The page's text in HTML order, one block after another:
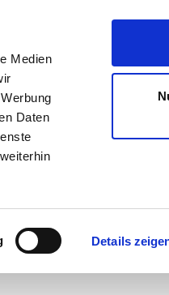
Medien
Daten
Details
SHOP